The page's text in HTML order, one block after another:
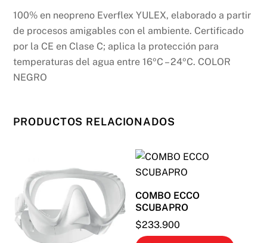
100% en neopreno Everflex YULEX, elaborado a partir
de procesos amigables con el ambiente. Certificado
por la CE en Clase C; aplica la protección para
temperaturas del agua entre 16ºC – 24ºC. COLOR
NEGRO
PRODUCTOS RELACIONADOS
COMBO ECCO
SCUBAPRO
$233.900